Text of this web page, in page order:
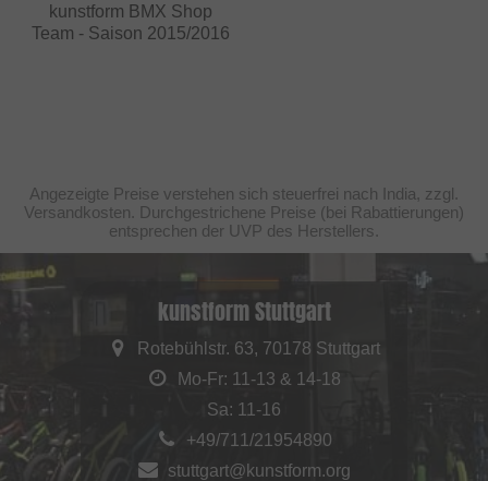
kunstform BMX Shop
Team - Saison 2015/2016
Angezeigte Preise verstehen sich steuerfrei nach India, zzgl.
Versandkosten. Durchgestrichene Preise (bei Rabattierungen)
entsprechen der UVP des Herstellers.
kunstform Stuttgart
Rotebühlstr. 63, 70178 Stuttgart
Mo-Fr: 11-13 & 14-18
Sa: 11-16
+49/711/21954890
stuttgart@kunstform.org